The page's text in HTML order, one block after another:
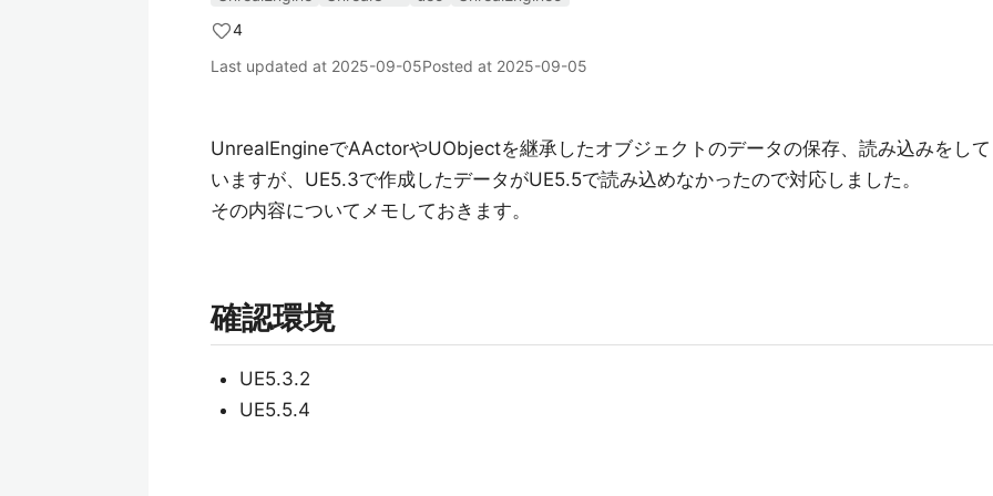
4
Last updated at 2025-09-05Posted at 2025-09-05
UnrealEngineでAActorやUObjectを継承したオブジェクトのデータの保存、読み込みをして
いますが、UE5.3で作成したデータがUE5.5で読み込めなかったので対応しました。
その内容についてメモしておきます。
確認環境
UE5.3.2
UE5.5.4